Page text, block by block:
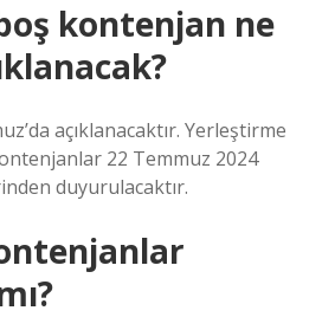
kontenjan ne
açıklanacaktır. Yerleştirme
22 Temmuz 2024
duyurulacaktır.